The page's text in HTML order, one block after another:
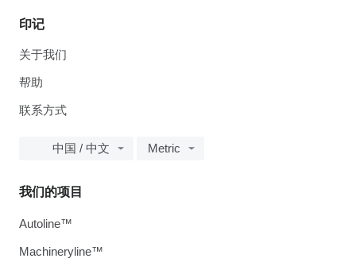
印记
关于我们
帮助
联系方式
中国 / 中文 Metric
我们的项目
Autoline™
Machineryline™